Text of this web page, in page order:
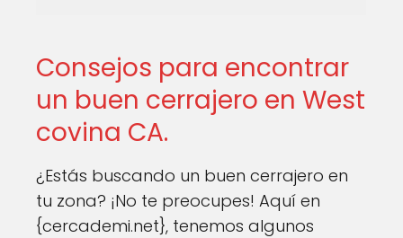
Consejos para encontrar
un buen cerrajero en West
covina CA.
¿Estás buscando un buen cerrajero en
tu zona? ¡No te preocupes! Aquí en
{cercademi.net}, tenemos algunos